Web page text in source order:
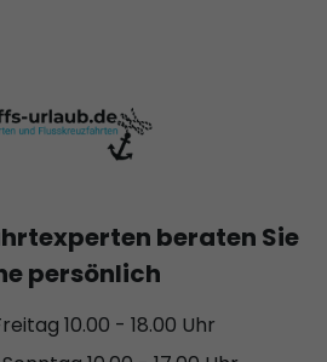
beraten Sie
persönlich
10.00 - 18.00 Uhr